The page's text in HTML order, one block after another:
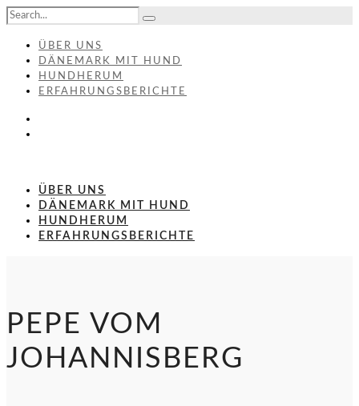
ÜBER UNS
DÄNEMARK MIT HUND
HUNDHERUM
ERFAHRUNGSBERICHTE
ÜBER UNS
DÄNEMARK MIT HUND
HUNDHERUM
ERFAHRUNGSBERICHTE
PEPE VOM
JOHANNISBERG